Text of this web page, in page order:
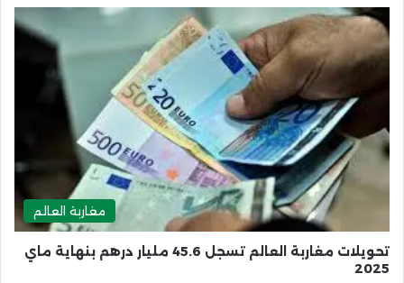
مغاربة العالم
تحويلات مغاربة العالم تسجل 45.6 مليار درهم بنهاية ماي
2025